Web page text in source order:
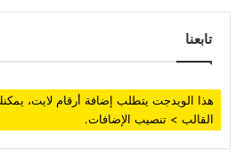
تابعنا
هذا الويدجت يتطلب إضافة أرقام لايت،
القالب > تنصيب الإضافات.